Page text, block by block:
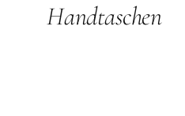
Handtaschen